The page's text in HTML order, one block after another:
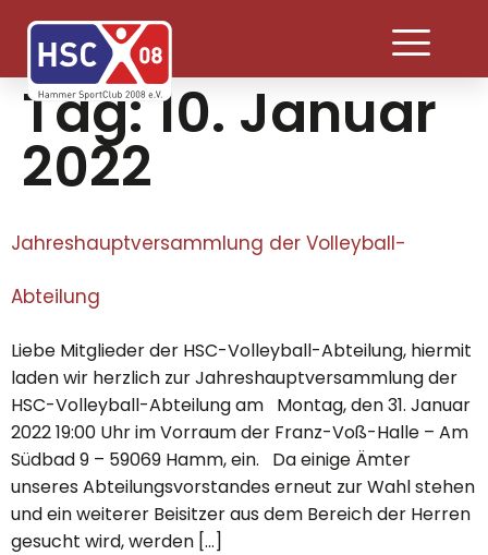
Tag:10. Januar
2022
Jahreshauptversammlung der Volleyball-
Abteilung
Liebe Mitglieder der HSC-Volleyball-Abteilung, hiermit
laden wir herzlich zur Jahreshauptversammlung der
HSC-Volleyball-Abteilung am Montag, den 31. Januar
2022 19:00 Uhr im Vorraum der Franz-Voß-Halle – Am
Südbad 9 – 59069 Hamm, ein. Da einige Ämter
unseres Abteilungsvorstandes erneut zur Wahl stehen
und ein weiterer Beisitzer aus dem Bereich der Herren
gesucht wird, werden […]